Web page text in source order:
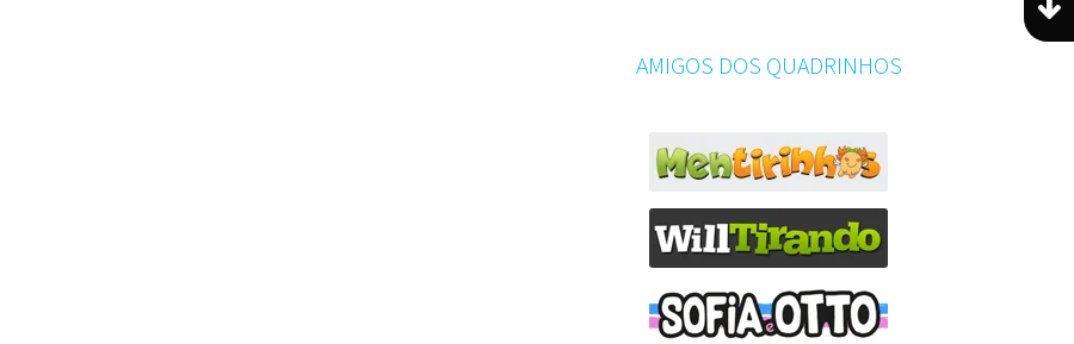
AMIGOS DOS QUADRINHOS